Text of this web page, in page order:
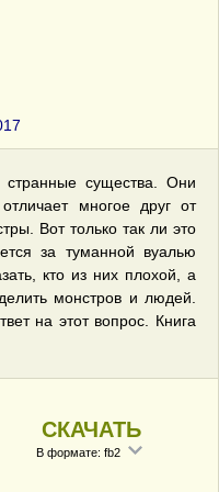
существа. Они
многое друг от
Вот только так ли это
за туманной вуалью
кто из них плохой, а
монстров и людей.
на этот вопрос. Книга
СКАЧАТЬ
В формате: fb2